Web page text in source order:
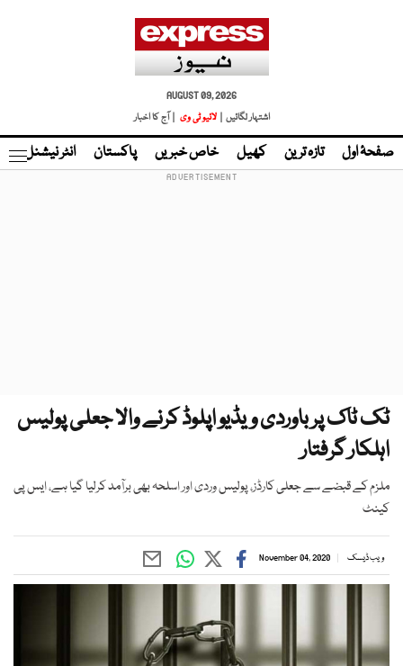
AUGUST 09, 2026
اشتہار لگائیں |
لائیو ٹی وی | آج کا اخبار
صفحۂ اول تازہ ترین کھیل خاص خبریں پاکستان انٹر نیشنل
ٹک ٹاک پر باوردی ویڈیو اپلوڈ کرنے والا جعلی پولیس
اہلکار گرفتار
ملزم کے قبضے سے جعلی کارڈز، پولیس وردی اور اسلحہ بھی برآمد کرلیا گیا ہے، ایس پی
کینٹ
ویب ڈیسک November 04, 2020